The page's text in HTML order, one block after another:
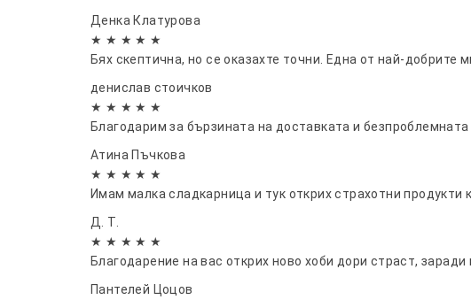
Денка Клатурова
★ ★ ★ ★ ★
Бях скептична, но се оказахте точни. Една от най-добрите
денислав стоичков
★ ★ ★ ★ ★
Благодарим за бързината на доставката и
Атина Пъчкова
★ ★ ★ ★ ★
Имам малка сладкарница и тук открих страхотни
Д. Т.
★ ★ ★ ★ ★
Благодарение на вас открих ново хоби дори страст, заради
Пантелей Цоцов